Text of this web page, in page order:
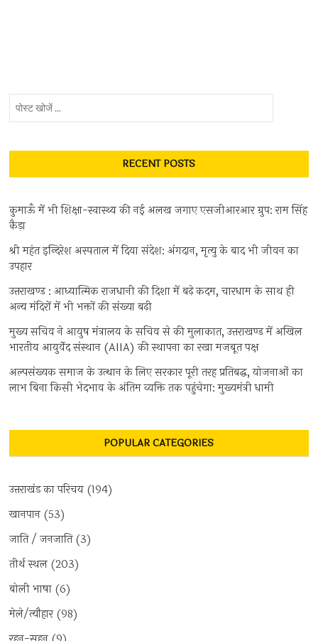
पोस्ट
RECENT POSTS
कुमाऊँ में भी शिक्षा-स्वास्थ्य की नई अलख जगाए एसजीआरआर ग्रुप: राम सिंह
कैड़ा
श्री महंत इन्दिरेश अस्पताल में दिया संदेश: अंगदान, मृत्यु के बाद भी जीवन का
उपहार
उत्तराखण्ड : आध्यात्मिक राजधानी की दिशा में बढ़े कदम, चारधाम के साथ ही
अन्य मंदिरों में भी भक्तों की संख्या बढ़ी
मुख्य सचिव ने आयुष मंत्रालय के सचिव से की मुलाकात, उत्तराखण्ड में अखिल
भारतीय आयुर्वेद संस्थान (AIIA) की स्थापना का रखा मजबूत पक्ष
अल्पसंख्यक समाज के उत्थान के लिए सरकार पूरी तरह प्रतिबद्ध, योजनाओं का
लाभ बिना किसी भेदभाव के अंतिम व्यक्ति तक पहुंचेगा: मुख्यमंत्री धामी
POPULAR CATEGORIES
उत्तराखंड का परिचय (194)
खानपान (53)
जाति / जनजाति(3)
तीर्थ स्थल (203)
बोली भाषा (6)
मेले/त्यौहार(98)